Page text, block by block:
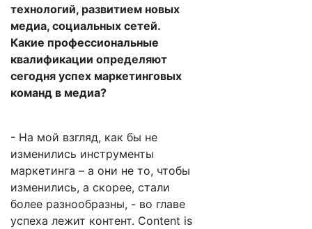
технологий, развитием новых
медиа, социальных сетей.
Какие профессиональные
квалификации определяют
сегодня успех маркетинговых
команд в медиа?
- На мой взгляд, как бы не
изменились инструменты
маркетинга – а они не то, чтобы
изменились, а скорее, стали
более разнообразны, - во главе
успеха лежит контент. Content is